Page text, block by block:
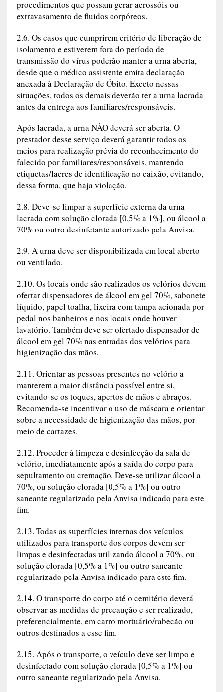
procedimentos que possam gerar aerossóis ou
extravasamento de fluidos corpóreos.
2.6. Os casos que cumprirem critério de liberação de
isolamento e estiverem fora do período de
transmissão do vírus poderão manter a urna aberta,
desde que o médico assistente emita declaração
anexada à Declaração de Óbito. Exceto nessas
situações, todos os demais deverão ter a urna lacrada
antes da entrega aos familiares/responsáveis.
Após lacrada, a urna NÃO deverá ser aberta. O
prestador desse serviço deverá garantir todos os
meios para realização prévia do reconhecimento do
falecido por familiares/responsáveis, mantendo
etiquetas/lacres de identificação no caixão, evitando,
dessa forma, que haja violação.
2.8. Deve-se limpar a superfície externa da urna
lacrada com solução clorada [0,5% a 1%], ou álcool a
70% ou outro desinfetante autorizado pela Anvisa.
2.9. A urna deve ser disponibilizada em local aberto
ou ventilado.
2.10. Os locais onde são realizados os velórios devem
ofertar dispensadores de álcool em gel 70%, sabonete
líquido, papel toalha, lixeira com tampa acionada por
pedal nos banheiros e nos locais onde houver
lavatório. Também deve ser ofertado dispensador de
álcool em gel 70% nas entradas dos velórios para
higienização das mãos.
2.11. Orientar as pessoas presentes no velório a
manterem a maior distância possível entre si,
evitando-se os toques, apertos de mãos e abraços.
Recomenda-se incentivar o uso de máscara e orientar
sobre a necessidade de higienização das mãos, por
meio de cartazes.
2.12. Proceder à limpeza e desinfecção da sala de
velório, imediatamente após a saída do corpo para
sepultamento ou cremação. Deve-se utilizar álcool a
70%, ou solução clorada [0,5% a 1%] ou outro
saneante regularizado pela Anvisa indicado para este
fim.
2.13. Todas as superfícies internas dos veículos
utilizados para transporte dos corpos devem ser
limpas e desinfectadas utilizando álcool a 70%, ou
solução clorada [0,5% a 1%] ou outro saneante
regularizado pela Anvisa indicado para este fim.
2.14. O transporte do corpo até o cemitério deverá
observar as medidas de precaução e ser realizado,
preferencialmente, em carro mortuário/rabecão ou
outros destinados a esse fim.
2.15. Após o transporte, o veículo deve ser limpo e
desinfectado com solução clorada [0,5% a 1%] ou
outro saneante regularizado pela Anvisa.